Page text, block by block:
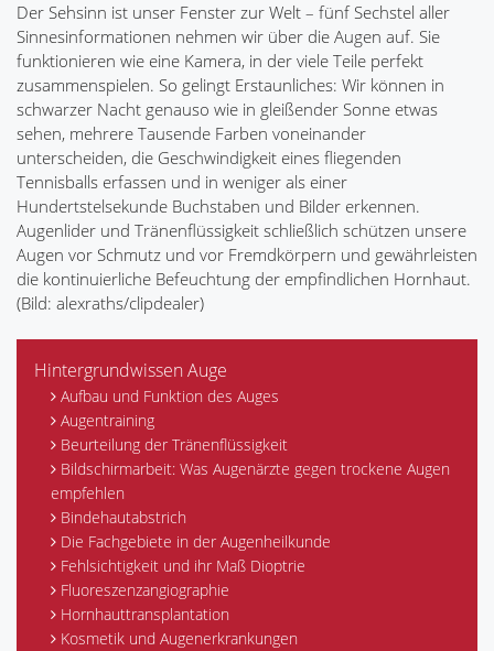
Der Sehsinn ist unser Fenster zur Welt – fünf Sechstel aller
Sinnesinformationen nehmen wir über die Augen auf. Sie
funktionieren wie eine Kamera, in der viele Teile perfekt
zusammenspielen. So gelingt Erstaunliches: Wir können in
schwarzer Nacht genauso wie in gleißender Sonne etwas
sehen, mehrere Tausende Farben voneinander
unterscheiden, die Geschwindigkeit eines fliegenden
Tennisballs erfassen und in weniger als einer
Hundertstelsekunde Buchstaben und Bilder erkennen.
Augenlider und Tränenflüssigkeit schließlich schützen unsere
Augen vor Schmutz und vor Fremdkörpern und gewährleisten
die kontinuierliche Befeuchtung der empfindlichen Hornhaut.
(Bild: alexraths/clipdealer)
Hintergrundwissen Auge
Aufbau und Funktion des Auges
Augentraining
Beurteilung der Tränenflüssigkeit
Bildschirmarbeit: Was Augenärzte gegen trockene Augen
empfehlen
Bindehautabstrich
Die Fachgebiete in der Augenheilkunde
Fehlsichtigkeit und ihr Maß Dioptrie
Fluoreszenzangiographie
Hornhauttransplantation
Kosmetik und Augenerkrankungen